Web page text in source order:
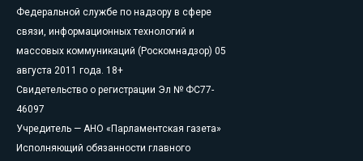
Федеральной службе по надзору в сфере
связи, информационных технологий и
массовых коммуникаций (Роскомнадзор) 05
августа 2011 года. 18+
Свидетельство о регистрации Эл № ФС77-
46097
Учредитель — АНО «Парламентская газета»
Исполняющий обязанности главного